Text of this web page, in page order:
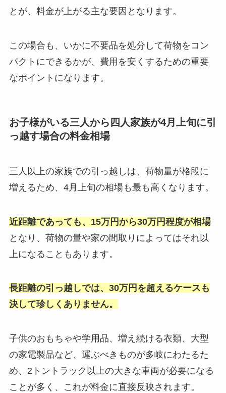
とが、料金が上がる主な要因となります。
この場合も、いかに不要品を処分して荷物をコン
パクトにできるかが、費用を安くするための重要
なポイントになります。
お子様がいる三人から四人家族が4月上旬に引
っ越す場合の料金相場
三人以上の家族での引っ越しは、荷物量が格段に
増えるため、4月上旬の相場も最も高くなります。
近距離であっても、15万円から30万円程度が相場
となり、荷物の量や家の間取りによってはそれ以
上になることもあります。
長距離の引っ越しでは、30万円を超えるケースも
決して珍しくありません。
子供のおもちゃや学用品、増え続ける衣類、大型
の家電製品など、運ぶべきものが多岐にわたるた
め、2トントラック以上の大きな車両が必要になる
ことが多く、これが料金に直接反映されます。